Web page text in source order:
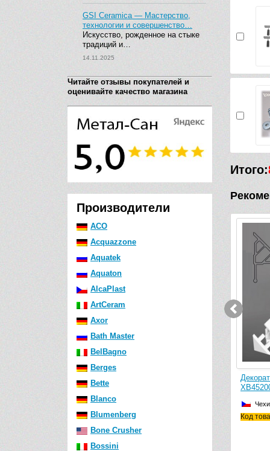
GSI Ceramica — Мастерство,
технологии и совершенство…
Искусство, рожденное на стыке
традиций и…
14.11.2025
Читайте отзывы покупателей и
оценивайте качество магазина
Производители
ACO
Acquazzone
Aquatek
Aquaton
AlcaPlast
ArtCeram
Axor
Bath Master
BelBagno
Berges
Bette
Blanco
Blumenberg
Bone Crusher
Bossini
Итого:
планка Ravak 6/2000
товара: XB442000001
Декоративная планка
Код товара: XB452000001